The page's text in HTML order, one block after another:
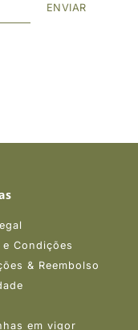
e Condições
& Reembolso
em vigor
ENVIAR